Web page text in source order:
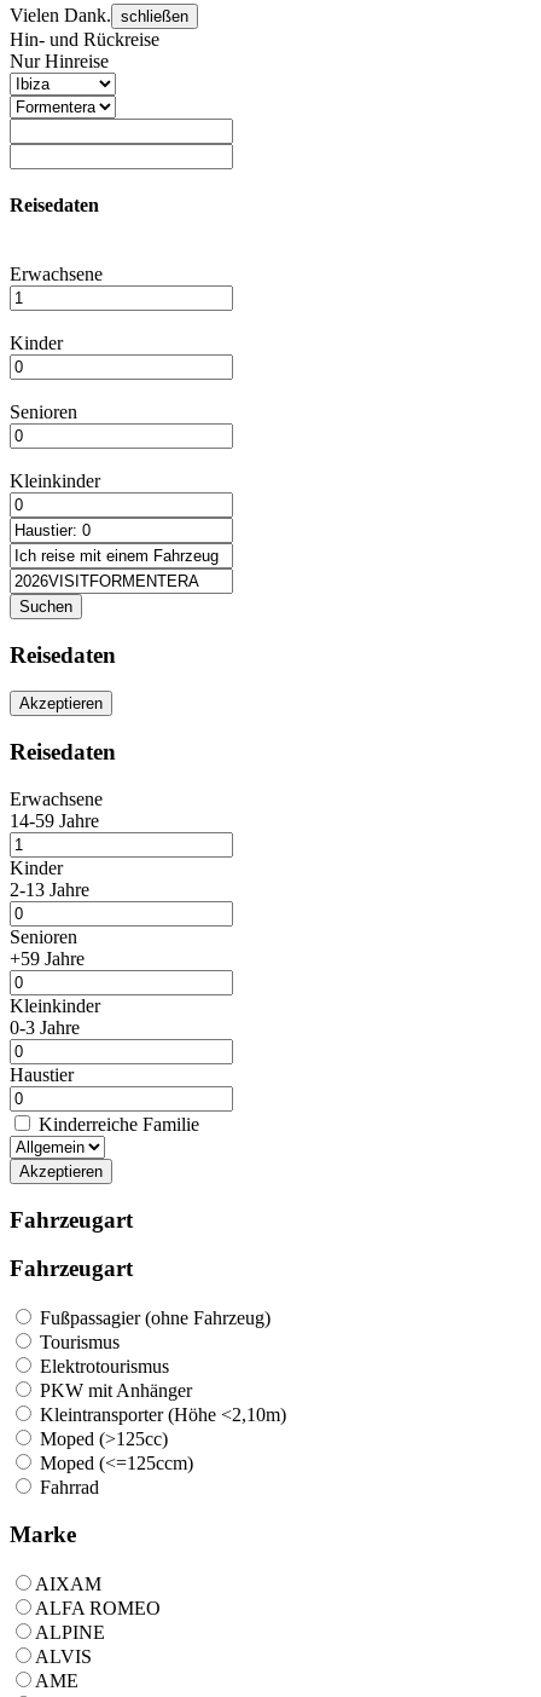
Vielen Dank. schließen
Hin- und Rückreise
Nur Hinreise
Reisedaten
Erwachsene
Kinder
Senioren
Kleinkinder
Suchen
Reisedaten
Akzeptieren
Reisedaten
Erwachsene
14-59 Jahre
Kinder
2-13 Jahre
Senioren
+59 Jahre
Kleinkinder
0-3 Jahre
Haustier
Kinderreiche Familie
Akzeptieren
Fahrzeugart
Fahrzeugart
Fußpassagier (ohne Fahrzeug)
Tourismus
Elektrotourismus
PKW mit Anhänger
Kleintransporter (Höhe <2,10m)
Moped (>125cc)
Moped (<=125ccm)
Fahrrad
Marke
AIXAM
ALFA ROMEO
ALPINE
ALVIS
AME